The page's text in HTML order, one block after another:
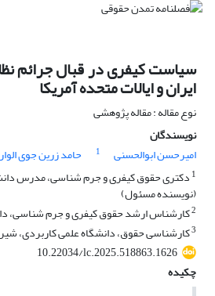
سیاست کیفری در قبال جرائم
ایران و ایالات متحده آمریکا
نوع مقاله : مقاله پژوهشی
نویسندگان
امیرحسن ابوالحسنی
1 حامد زرین جوی الوار
1 دکتری حقوق کیفری و جرم شناسی، مدرس
(نویسنده مسئول)
2کارشناس ارشد حقوق کیفری و جرم شناسی،
3کارشناسی حقوق، دانشگاه علمی کاربردی،
10.22034/lc.2025.518863.1626
چکیده